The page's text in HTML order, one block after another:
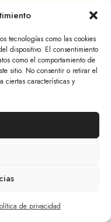
tecnologías como las cookies
dispositivo. El consentimiento
como el comportamiento de
sitio. No consentir o retirar el
ciertas características y
de privacidad
Anulaciones